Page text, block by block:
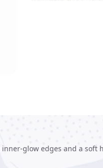
glow edges and a soft